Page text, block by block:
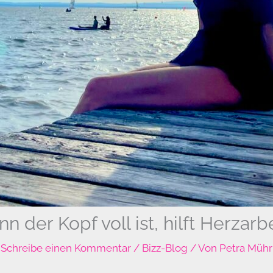
der Kopf voll ist, hilft
Schreibe einen Kommentar / Bizz-Blog / Von Petra Mühr